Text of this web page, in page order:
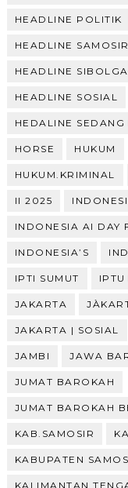
HEADLINE POLITIK
HEADLINE SAMOSIR
HEADLINE SIBOLGA
HEADLINE SOSIAL
HEDALINE
HORSE HUKUM
HUKUM.KRIMINAL
II 2025
INDONESIA AI DAY
INDONESIA’S
IPTI SUMUT IPTU
JAKARTA
JAKARTA | SOSIAL
JAMBI JAWA
JUMAT BAROKAH
JUMAT BAROKAH
KAB.SAMOSIR
KABUPATEN
KALIMANTAN